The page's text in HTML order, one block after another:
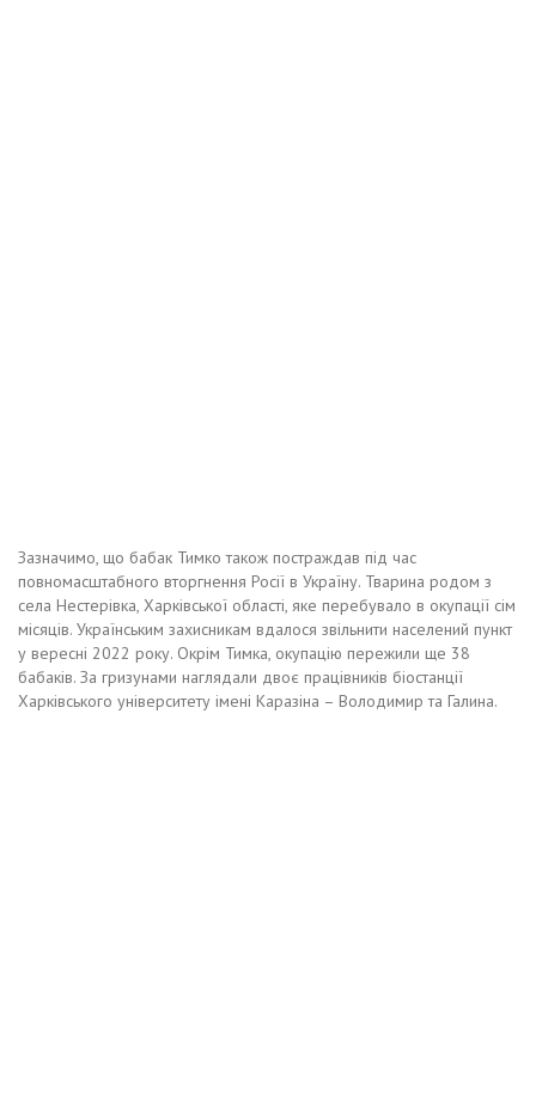
Зазначимо, що бабак Тимко також постраждав під час
повномасштабного вторгнення Росії в Україну. Тварина родом з
села Нестерівка, Харківської області, яке перебувало в окупації сім
місяців. Українським захисникам вдалося звільнити населений пункт
у вересні 2022 року. Окрім Тимка, окупацію пережили ще 38
бабаків. За гризунами наглядали двоє працівників біостанції
Харківського університету імені Каразіна – Володимир та Галина.